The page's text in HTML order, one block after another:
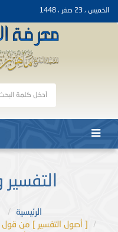
الخميس ، 23 صفر ، 1448
الرئيسية
[ أصول التفسير ] من